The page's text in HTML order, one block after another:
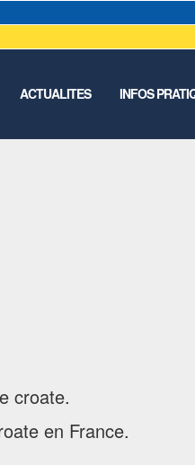
ACTUALITES INFOS
croate.
en France.